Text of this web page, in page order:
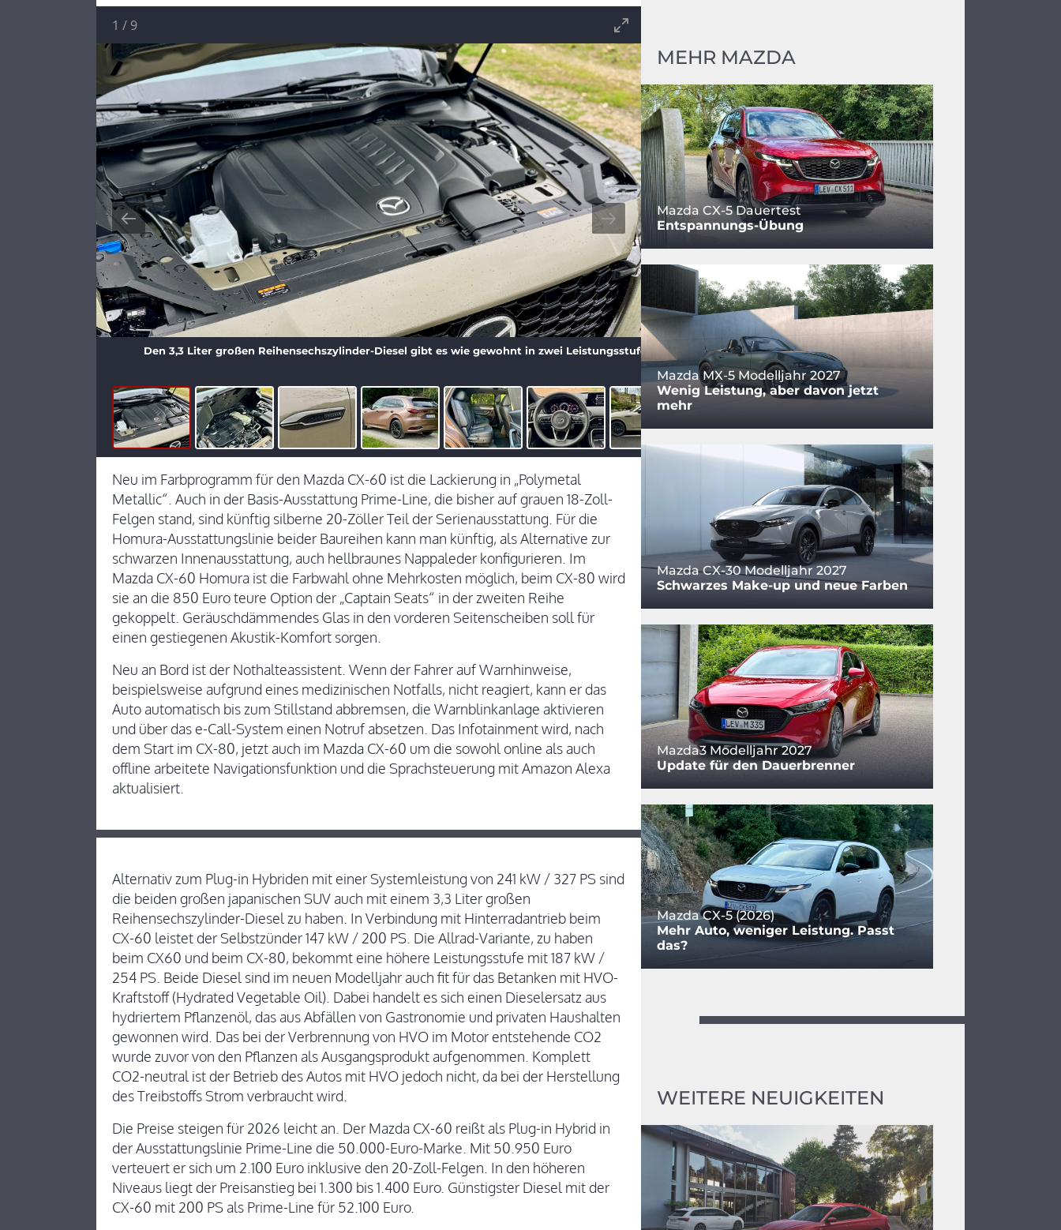
Den 3,3 Liter großen Reihensechszylinder-Diesel gibt es wie gewohnt in zwei Leistungsstufen.
1 / 9
Neu im Farbprogramm für den Mazda CX-60 ist die Lackierung in „Polymetal
Metallic“. Auch in der Basis-Ausstattung Prime-Line, die bisher auf grauen 18-Zoll-
Felgen stand, sind künftig silberne 20-Zöller Teil der Serienausstattung. Für die
Homura-Ausstattungslinie beider Baureihen kann man künftig, als Alternative zur
schwarzen Innenausstattung, auch hellbraunes Nappaleder konfigurieren. Im
Mazda CX-60 Homura ist die Farbwahl ohne Mehrkosten möglich, beim CX-80 wird
sie an die 850 Euro teure Option der „Captain Seats“ in der zweiten Reihe
gekoppelt. Geräuschdämmendes Glas in den vorderen Seitenscheiben soll für
einen gestiegenen Akustik-Komfort sorgen.
Neu an Bord ist der Nothalteassistent. Wenn der Fahrer auf Warnhinweise,
beispielsweise aufgrund eines medizinischen Notfalls, nicht reagiert, kann er das
Auto automatisch bis zum Stillstand abbremsen, die Warnblinkanlage aktivieren
und über das e-Call-System einen Notruf absetzen. Das Infotainment wird, nach
dem Start im CX-80, jetzt auch im Mazda CX-60 um die sowohl online als auch
offline arbeitete Navigationsfunktion und die Sprachsteuerung mit Amazon Alexa
aktualisiert.
Alternativ zum Plug-in Hybriden mit einer Systemleistung von 241 kW / 327 PS sind
die beiden großen japanischen SUV auch mit einem 3,3 Liter großen
Reihensechszylinder-Diesel zu haben. In Verbindung mit Hinterradantrieb beim
CX-60 leistet der Selbstzünder 147 kW / 200 PS. Die Allrad-Variante, zu haben
beim CX60 und beim CX-80, bekommt eine höhere Leistungsstufe mit 187 kW /
254 PS. Beide Diesel sind im neuen Modelljahr auch fit für das Betanken mit HVO-
Kraftstoff (Hydrated Vegetable Oil). Dabei handelt es sich einen Dieselersatz aus
hydriertem Pflanzenöl, das aus Abfällen von Gastronomie und privaten Haushalten
gewonnen wird. Das bei der Verbrennung von HVO im Motor entstehende CO2
wurde zuvor von den Pflanzen als Ausgangsprodukt aufgenommen. Komplett
CO2-neutral ist der Betrieb des Autos mit HVO jedoch nicht, da bei der Herstellung
des Treibstoffs Strom verbraucht wird.
Die Preise steigen für 2026 leicht an. Der Mazda CX-60 reißt als Plug-in Hybrid in
der Ausstattungslinie Prime-Line die 50.000-Euro-Marke. Mit 50.950 Euro
verteuert er sich um 2.100 Euro inklusive den 20-Zoll-Felgen. In den höheren
Niveaus liegt der Preisanstieg bei 1.300 bis 1.400 Euro. Günstigster Diesel mit der
CX-60 mit 200 PS als Prime-Line für 52.100 Euro.
MEHR MAZDA
Mazda CX-5 Dauertest
Entspannungs-Übung
Mazda MX-5 Modelljahr 2027
Wenig Leistung, aber davon jetzt
mehr
Mazda CX-30 Modelljahr 2027
Schwarzes Make-up und neue Farben
Mazda3 Modelljahr 2027
Update für den Dauerbrenner
Mazda CX-5 (2026)
Mehr Auto, weniger Leistung. Passt
das?
WEITERE NEUIGKEITEN